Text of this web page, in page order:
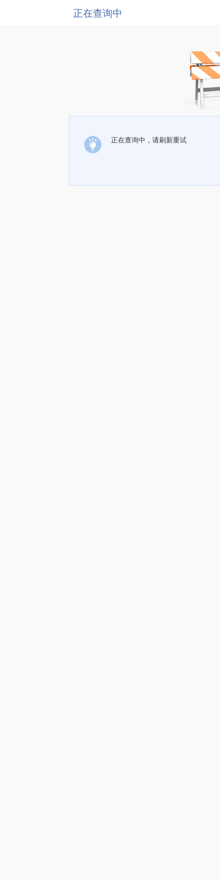
正在查询中
正在查询中，请刷新重试